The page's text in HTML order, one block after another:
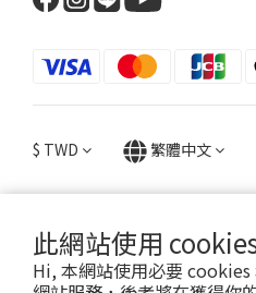
此網站使用
Hi, 本網站使用必要
$ TWD 繁體中文
提醒您，粉粉FANFANS不會以電